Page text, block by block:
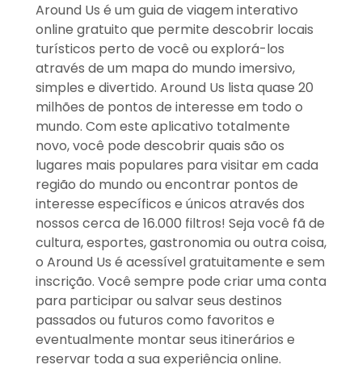
Around Us é um guia de viagem interativo
online gratuito que permite descobrir locais
turísticos perto de você ou explorá-los
através de um mapa do mundo imersivo,
simples e divertido. Around Us lista quase 20
milhões de pontos de interesse em todo o
mundo. Com este aplicativo totalmente
novo, você pode descobrir quais são os
lugares mais populares para visitar em cada
região do mundo ou encontrar pontos de
interesse específicos e únicos através dos
nossos cerca de 16.000 filtros! Seja você fã de
cultura, esportes, gastronomia ou outra coisa,
o Around Us é acessível gratuitamente e sem
inscrição. Você sempre pode criar uma conta
para participar ou salvar seus destinos
passados ou futuros como favoritos e
eventualmente montar seus itinerários e
reservar toda a sua experiência online.